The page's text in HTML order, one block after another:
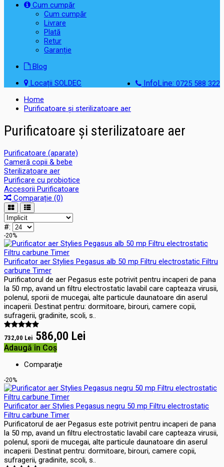
Cum cumpăr
Cum cumpăr
Livrare
Plată
Retur
Garanție
Blog
InfoLine: 0725 588 322
Locații SOLDEC
Home
Purificatoare și sterilizatoare aer
Purificatoare și sterilizatoare aer
Purificatoare (aparate)
Cameră copii & bebe
Sterilizatoare aer
Purificare cu probiotice
Accesorii Purificatoare
Comparație (0)
#:
-20%
Purificator aer Stylies Pegasus alb 50 mp Filtru electrostatic Filtru
carbune Timer
Purificatorul de aer Pegasus este potrivit pentru incaperi de pana
la 50 mp, avand un filtru electrostatic lavabil care capteaza virusii,
polenul, sporii de mucegai, alte particule daunatoare din aserul
incaperii. Destinat pentru: dormitoare, birouri, camere copii,
sufragerii, gradinite, scoli, s..
732,00 Lei 586,00 Lei
Adaugă în Coş
Comparaţie
-20%
Purificator aer Stylies Pegasus negru 50 mp Filtru electrostatic
Filtru carbune Timer
Purificatorul de aer Pegasus este potrivit pentru incaperi de pana
la 50 mp, avand un filtru electrostatic lavabil care capteaza virusii,
polenul, sporii de mucegai, alte particule daunatoare din aserul
incaperii. Destinat pentru: dormitoare, birouri, camere copii,
sufragerii, gradinite, scoli, s..